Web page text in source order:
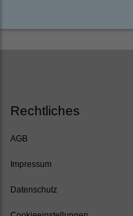
Rechtliches
AGB
Impressum
Datenschutz